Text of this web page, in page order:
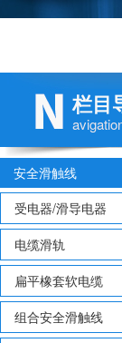
栏目
安全滑触线
受电器/滑导电器
电缆滑轨
扁平橡套软电缆
组合安全滑触线